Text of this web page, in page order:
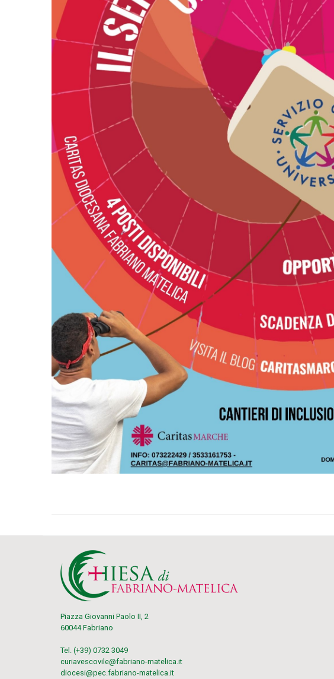
Piazza Giovanni Paolo II, 2
60044 Fabriano
Tel. (+39) 0732 3049
curiavescovile@fabriano-matelica.it
diocesi@pec.fabriano-matelica.it